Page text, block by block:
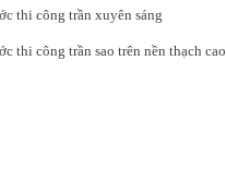
thi công trần xuyên sáng
thi công trần sao trên nền thạch cao